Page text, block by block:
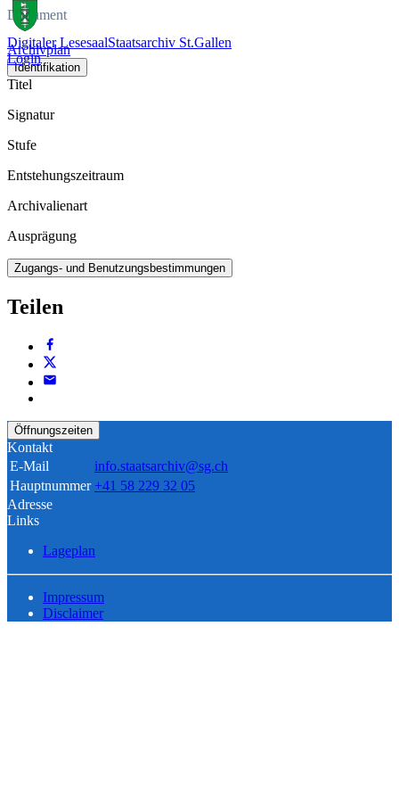
Digitaler LesesaalStaatsarchiv St.Gallen
Login
Dokument
Archivplan
Identifikation
Titel
Signatur
Stufe
Entstehungszeitraum
Archivalienart
Ausprägung
Zugangs- und Benutzungsbestimmungen
Teilen
Öffnungszeiten
Kontakt
E-Mail
info.staatsarchiv@sg.ch
Hauptnummer +41 58 229 32 05
Adresse
Links
Lageplan
Impressum
Disclaimer